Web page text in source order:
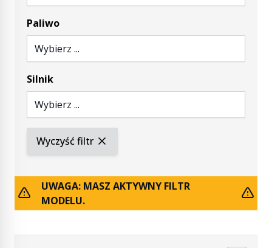
Paliwo
Wybierz ...
Silnik
Wybierz ...
Wyczyść filtr
UWAGA: MASZ AKTYWNY FILTR
MODELU.